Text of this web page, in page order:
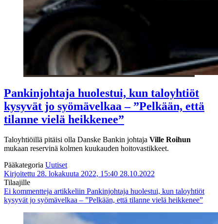
Pankinjohtaja huolestui, kun taloyhtiöt
kysyvät jo syömävelkaa – ”Pelkään, että
tilanne vielä heikkenee”
Taloyhtiöillä pitäisi olla Danske Bankin johtaja Ville Roihun
mukaan reservinä kolmen kuukauden hoitovastikkeet.
Pääkategoria Uutiset
Kirjoitettu 28. lokakuuta 2022, 15:40 28.10.2022
Tilaajille
Ei kommentteja artikkeliin Pankinjohtaja huolestui, kun taloyhtiöt
kysyvät jo syömävelkaa – ”Pelkään, että tilanne vielä heikkenee”